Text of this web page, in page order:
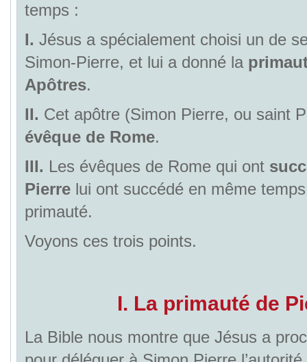
temps :
I. Jésus a spécialement choisi un de
Simon-Pierre, et lui a donné la
Apôtres.
II. Cet apôtre (Simon Pierre, ou saint
évêque de Rome.
III. Les évêques de Rome qui ont
Pierrelui ont succédé en même
primauté.
Voyons ces trois points.
I. La primauté de
La Bible nous montre que Jésus a